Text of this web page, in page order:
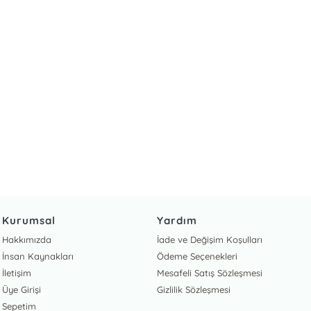
Kurumsal
Hakkımızda
İnsan Kaynakları
İletişim
Üye Girişi
Sepetim
Yardım
İade ve Değişim Koşulları
Ödeme Seçenekleri
Mesafeli Satış Sözleşmesi
Gizlilik Sözleşmesi